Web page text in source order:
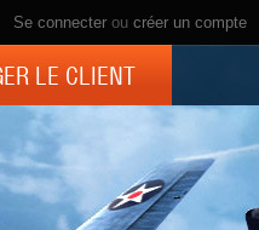
Se connecter ou créer un compte
LE CLIENT